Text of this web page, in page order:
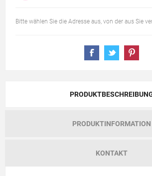
Bitte wählen Sie die Adresse aus, von der aus Sie
PRODUKTINFORMATION
KONTAKT